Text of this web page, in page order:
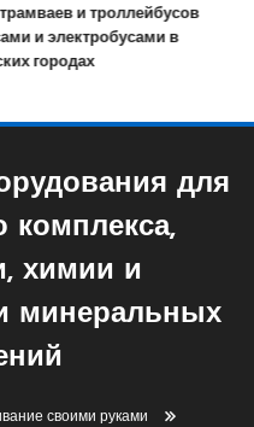
и троллейбусов
и электробусами в
городах
для
комплекса,
химии и
минеральных
своими руками